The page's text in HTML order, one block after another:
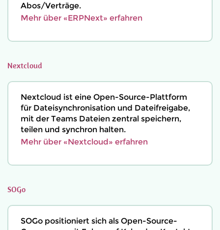
Abos/Verträge.
Mehr über «ERPNext» erfahren
Nextcloud
Nextcloud ist eine Open-Source-Plattform
für Dateisynchronisation und Dateifreigabe,
mit der Teams Dateien zentral speichern,
teilen und synchron halten.
Mehr über «Nextcloud» erfahren
SOGo
SOGo positioniert sich als Open-Source-